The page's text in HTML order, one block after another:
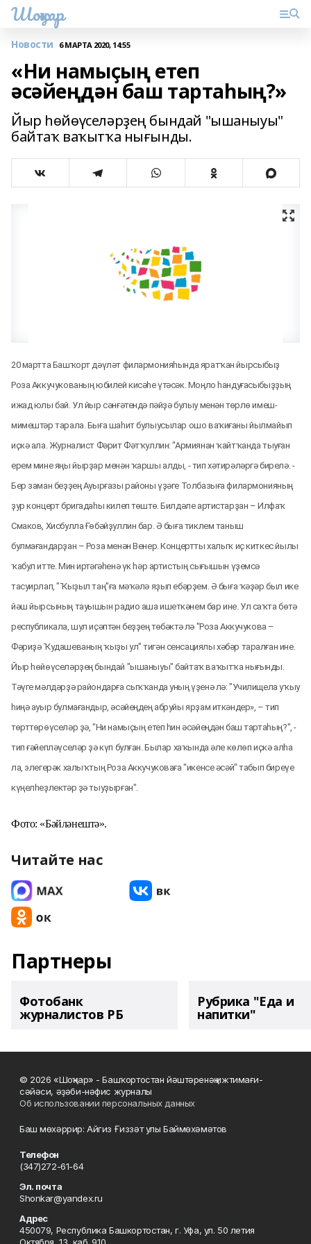
Шоңҡар
Новости 6 МАРТА 2020, 14:55
«Ни намыҫың етеп
әсәйеңдән баш тартаһың?»
Йыр һөйөүселәрҙең бындай "ышаныуы"
байтаҡ ваҡытҡа нығынды.
20 мартта Башҡорт дәүләт филармонияһында яратҡан йырсыбыҙ
Роза Аккучукованың юбилей кисәһе үтәсәк. Моңло һандуғасыбыҙҙың
ижад юлы бай. Ул йыр сәнғәтендә пәйҙә булыу менән төрлө имеш-
мимештәр тарала. Быға шаһит булыусылар ошо ваҡиғаны йылмайып
иҫкә ала. Журналист Фәрит Фәтҡуллин: "Армиянан ҡайтҡанда тыуған
ерем мине яңы йырҙар менән ҡаршы алды, - тип хәтирәләргә бирелә. -
Бер заман беҙҙең Ауырғазы районы үҙәге Толбазыға филармонияның
ҙур концерт бригадаһы килеп төштө. Билдәле артистарҙан – Илфаҡ
Смаков, Хисбулла Ғөбәйҙуллин бар. Ә быға тиклем таныш
булмағандарҙан – Роза менән Венер. Концертты халыҡ иҫ киткес йылы
ҡабул итте. Мин иртәгәһенә үк һәр артистың сығышын үҙемсә
тасуирлап, "Ҡыҙыл таң"ға мәҡәлә яҙып ебәрҙем. Ә быға ҡәҙәр был ике
йәш йырсының тауышын радио аша ишеткәнем бар ине. Ул саҡта бөтә
республикала, шул иҫәптән беҙҙең төбәктә лә "Роза Аккучукова –
Фәриҙә Ҡудашеваның ҡыҙы ул" тигән сенсациялы хәбәр таралған ине.
Йыр һөйөүселәрҙең бындай "ышаныуы" байтаҡ ваҡытҡа нығынды.
Тәүге мәлдәрҙә райондарға сыҡҡанда уның үҙенә лә: "Училищела уҡыу
һиңә ауыр булмағандыр, әсәйеңдең абруйы ярҙам иткәндер», – тип
төрттөрөүселәр ҙә, "Ни намыҫың етеп һин әсәйеңдән баш тартаһың?", -
тип ғәйепләүселәр ҙә күп булған. Былар хаҡында әле көлөп иҫкә алһа
ла, элегерәк халыҡтың Роза Аккучуковаға "икенсе әсәй" табып биреүе
күңелһеҙлектәр ҙә тыуҙырған".
Фото: «Бәйләнештә».
Читайте нас
Партнеры
Фотобанк
журналистов РБ
Рубрика "Еда и
напитки"
© 2026 «Шоңҡар» - Башҡортостан йәштәренәң ижтимағи-
сәйәси, әҙәби-нәфис журналы
Об использовании персональных данных
Баш мөхәррир: Айгиз Ғиззәт улы Баймөхәмәтов
Телефон
(347)272-61-64
Эл. почта
Shonkar@yandex.ru
Адрес
450079, Республика Башкортостан, г. Уфа, ул. 50 летия